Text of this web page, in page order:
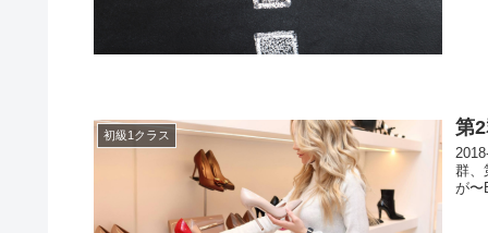
初級1クラス 第
群、
が〜